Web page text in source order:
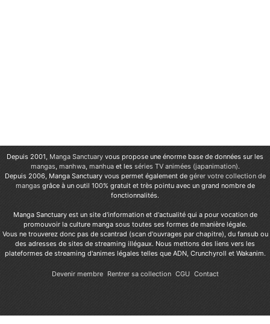
Depuis 2001, Manga Sanctuary vous propose une énorme base de données sur les
mangas, manhwa, manhuaet les séries TV animées (japanimation).
Depuis 2006, Manga Sanctuary vous permet également de gérer votre collection de
mangas grâce à un outil 100% gratuit et très pointu avec un grand nombre de
fonctionnalités.
Manga Sanctuary est un site d'information et d'actualité qui a pour vocation de
promouvoir la culture manga sous toutes ses formes de manière légale.
Vous ne trouverez donc pas de scantrad (scan d'ouvrages par chapitre), du fansub ou
des adresses de sites de streaming illégaux. Nous mettons des liens vers les
plateformes de streaming d'animes légales telles que ADN, Crunchyroll et Wakanim.
Devenir membre Rentrer sa collection CGU Contact